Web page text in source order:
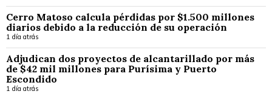
Cerro Matoso calcula pérdidas por $1.500 millones
diarios debido a la reducción de su operación
1 día atrás
Adjudican dos proyectos de alcantarillado por más
de $42 mil millones para Purísima y Puerto
Escondido
1 día atrás